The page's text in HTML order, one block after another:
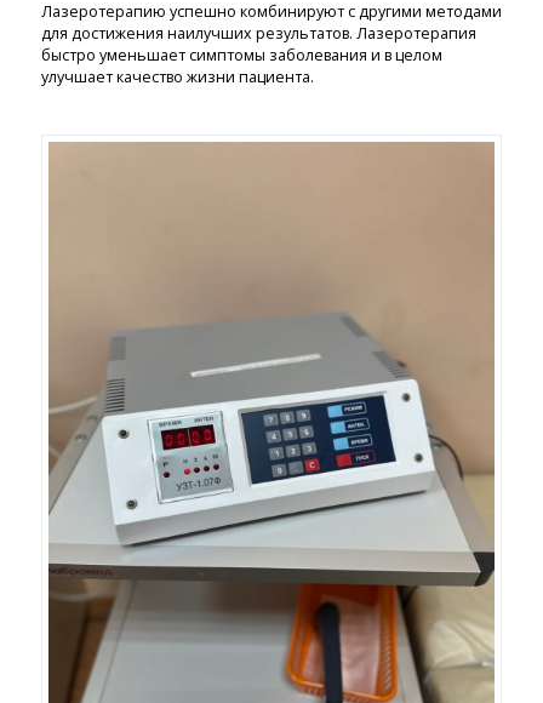
Лазеротерапию успешно комбинируют с другими методами
для достижения наилучших результатов. Лазеротерапия
быстро уменьшает симптомы заболевания и в целом
улучшает качество жизни пациента.